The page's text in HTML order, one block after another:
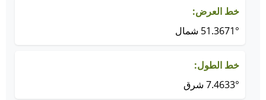
خط العرض:
51.3671° شمال
خط الطول:
7.4633° شرق